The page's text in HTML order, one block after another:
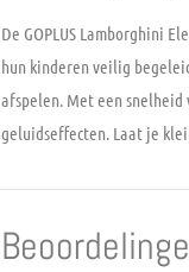
De GOPLUS Lamborghini
hun kinderen veilig
afspelen. Met een
geluidseffecten. Laat je